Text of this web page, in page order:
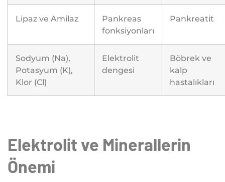
Lipaz ve Amilaz
Pankreas
fonksiyonları
Pankreatit
Sodyum (Na),
Potasyum (K),
Klor (Cl)
Elektrolit
dengesi
Böbrek ve
kalp
hastalıkları
Elektrolit ve Minerallerin
Önemi